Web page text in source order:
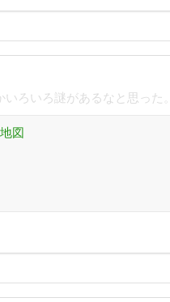
ろいろ謎があるなと思った。
図